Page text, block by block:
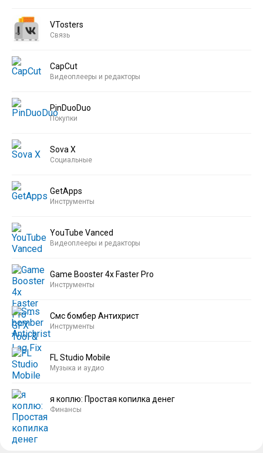
VTosters
Связь
CapCut
Видеоплееры и редакторы
PinDuoDuo
Покупки
Sova X
Социальные
GetApps
Инструменты
YouTube Vanced
Видеоплееры и редакторы
Game Booster 4x Faster Pro
Инструменты
Смс бомбер Антихрист
Инструменты
FL Studio Mobile
Музыка и аудио
я коплю: Простая копилка денег
Финансы